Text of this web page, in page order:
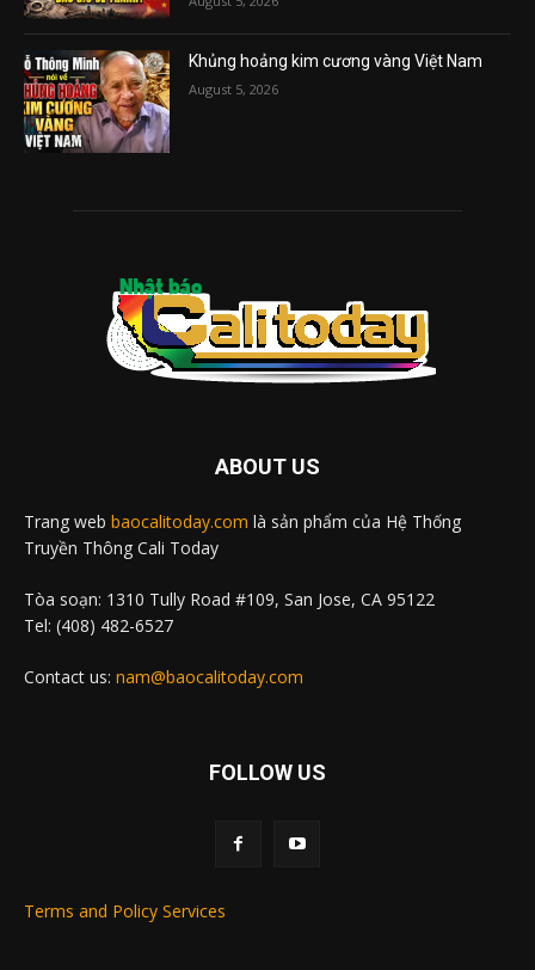
Khủng hoảng kim cương vàng Việt Nam
August 5, 2026
ABOUT US
Trang web baocalitoday.com là sản phẩm của Hệ Thống
Truyền Thông Cali Today
Tòa soạn: 1310 Tully Road #109, San Jose, CA 95122
Tel: (408) 482-6527
Contact us: nam@baocalitoday.com
FOLLOW US
Terms and Policy Services